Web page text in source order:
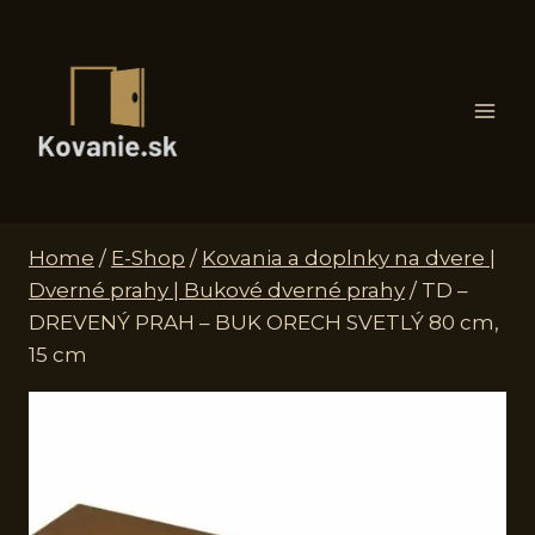
Home / E-Shop / Kovania a doplnky na dvere |
Dverné prahy | Bukové dverné prahy / TD –
DREVENÝ PRAH – BUK ORECH SVETLÝ 80 cm,
15 cm